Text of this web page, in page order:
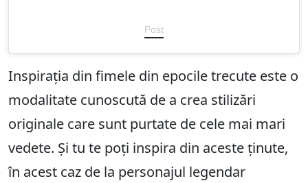
Post
Inspirația din fimele din epocile trecute este o
modalitate cunoscută de a crea stilizări
originale care sunt purtate de cele mai mari
vedete. Și tu te poți inspira din aceste ținute,
în acest caz de la personajul legendar